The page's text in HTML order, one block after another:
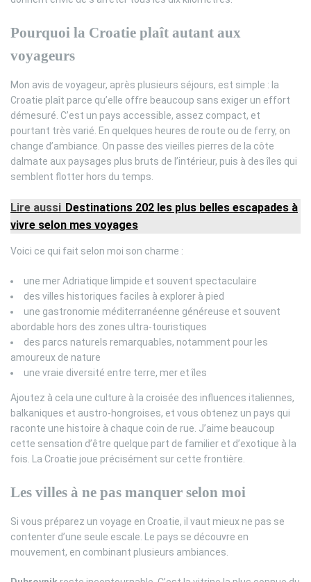
Pourquoi la Croatie plaît autant aux
voyageurs
Mon avis de voyageur, après plusieurs séjours, est simple : la
Croatie plaît parce qu’elle offre beaucoup sans exiger un effort
démesuré. C’est un pays accessible, assez compact, et
pourtant très varié. En quelques heures de route ou de ferry, on
change d’ambiance. On passe des vieilles pierres de la côte
dalmate aux paysages plus bruts de l’intérieur, puis à des îles qui
semblent flotter hors du temps.
Lire aussi Destinations 202 les plus belles escapades à
vivre selon mes voyages
Voici ce qui fait selon moi son charme :
une mer Adriatique limpide et souvent spectaculaire
des villes historiques faciles à explorer à pied
une gastronomie méditerranéenne généreuse et souvent
abordable hors des zones ultra-touristiques
des parcs naturels remarquables, notamment pour les
amoureux de nature
une vraie diversité entre terre, mer et îles
Ajoutez à cela une culture à la croisée des influences italiennes,
balkaniques et austro-hongroises, et vous obtenez un pays qui
raconte une histoire à chaque coin de rue. J’aime beaucoup
cette sensation d’être quelque part de familier et d’exotique à la
fois. La Croatie joue précisément sur cette frontière.
Les villes à ne pas manquer selon moi
Si vous préparez un voyage en Croatie, il vaut mieux ne pas se
contenter d’une seule escale. Le pays se découvre en
mouvement, en combinant plusieurs ambiances.